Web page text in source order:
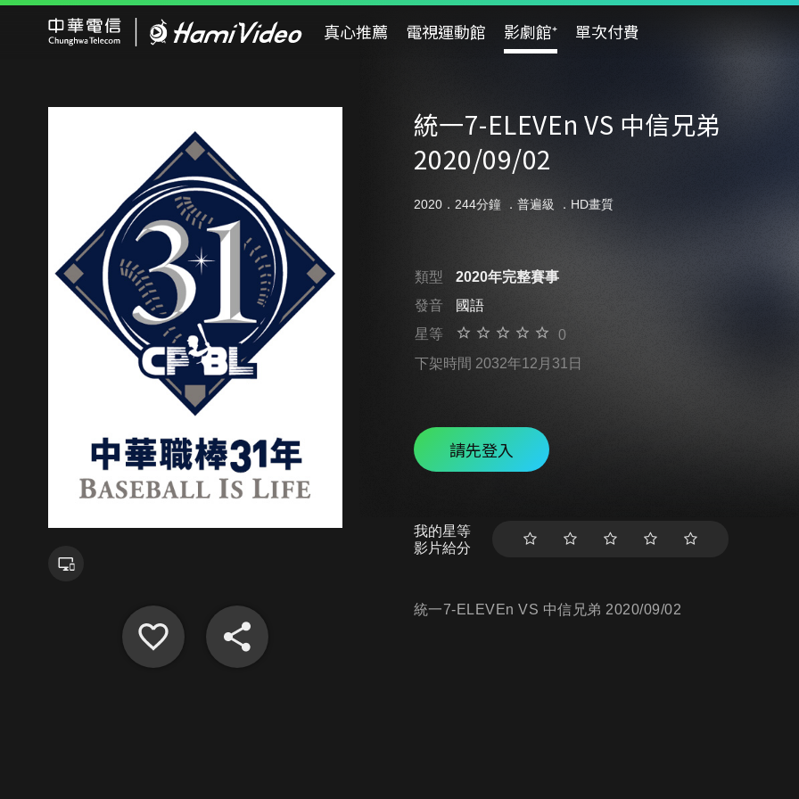
真心推薦 電視運動館 影劇館⁺ 單次付費
統一7-ELEVEn VS 中信兄弟
2020/09/02
2020．244分鐘 ． 普遍級 ．HD畫質
類型
2020年完整賽事
發音
國語
星等
0
下架時間 2032年12月31日
請先登入
我的星等
影片給分
統一7-ELEVEn VS 中信兄弟 2020/09/02